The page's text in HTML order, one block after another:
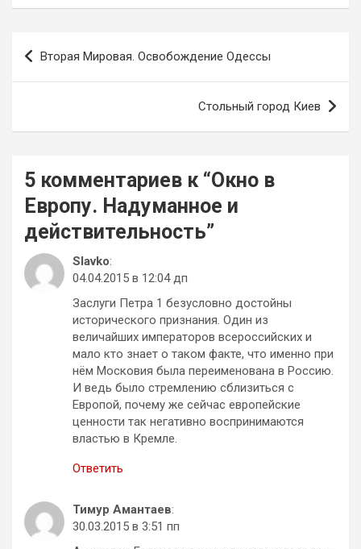
Навигация
по
Вторая Мировая. Освобождение Одессы
Стольный город Киев
5 комментариев к “Окно в
Европу. Надуманное и
действительность”
Slavko:
04.04.2015 в 12:04 дп
Заслуги Петра 1 безусловно достойны
исторического признания. Один из
величайших императоров всероссийских и
мало кто знает о таком факте, что именно при
нём Московия была переименована в Россию.
И ведь было стремлению сблизиться с
Европой, почему же сейчас европейские
ценности так негативно воспринимаются
властью в Кремле.
Ответить
Тимур Амантаев:
30.03.2015 в 3:51 пп